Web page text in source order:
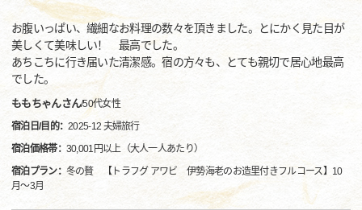
お腹いっぱい、繊細なお料理の数々を頂きました。とにかく見た目が
美しくて美味しい！ 最高でした。
あちこちに行き届いた清潔感。宿の方々も、とても親切で居心地最高
でした。
ももちゃんさん/50代女性
宿泊日/目的：2025-12 夫婦旅行
宿泊価格帯： 30,001円以上（大人一人あたり）
宿泊プラン： 冬の贅 【トラフグ アワビ 伊勢海老のお造里付きフルコース】10
月～3月